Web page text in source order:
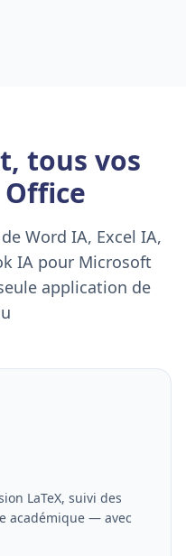
tous vos
Word IA, Excel IA,
IA pour Microsoft
application de
LaTeX, suivi des
académique — avec